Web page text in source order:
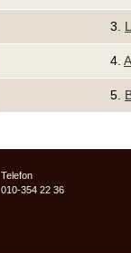
3.
4.
5.
Telefon
010-354 22 36